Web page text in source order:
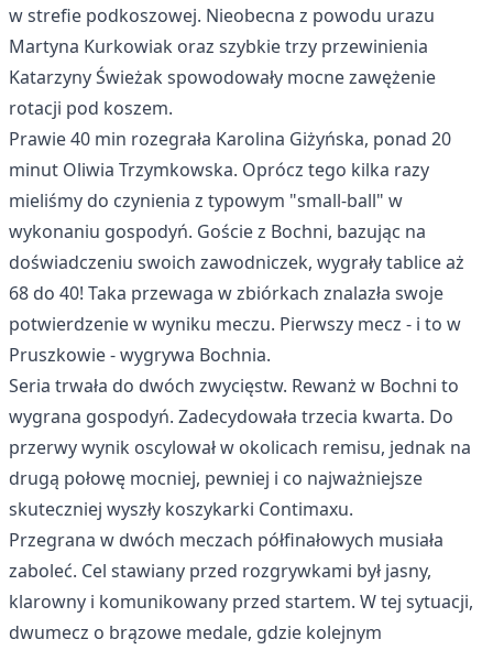
w strefie podkoszowej. Nieobecna z powodu urazu
Martyna Kurkowiak oraz szybkie trzy przewinienia
Katarzyny Świeżak spowodowały mocne zawężenie
rotacji pod koszem.
Prawie 40 min rozegrała Karolina Giżyńska, ponad 20
minut Oliwia Trzymkowska. Oprócz tego kilka razy
mieliśmy do czynienia z typowym "small-ball" w
wykonaniu gospodyń. Goście z Bochni, bazując na
doświadczeniu swoich zawodniczek, wygrały tablice aż
68 do 40! Taka przewaga w zbiórkach znalazła swoje
potwierdzenie w wyniku meczu. Pierwszy mecz - i to w
Pruszkowie - wygrywa Bochnia.
Seria trwała do dwóch zwycięstw. Rewanż w Bochni to
wygrana gospodyń. Zadecydowała trzecia kwarta. Do
przerwy wynik oscylował w okolicach remisu, jednak na
drugą połowę mocniej, pewniej i co najważniejsze
skuteczniej wyszły koszykarki Contimaxu.
Przegrana w dwóch meczach półfinałowych musiała
zaboleć. Cel stawiany przed rozgrywkami był jasny,
klarowny i komunikowany przed startem. W tej sytuacji,
dwumecz o brązowe medale, gdzie kolejnym